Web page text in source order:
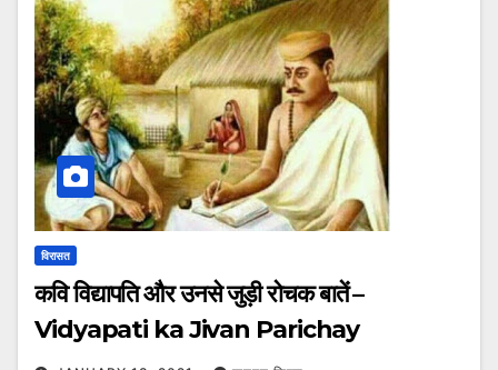
विरासत
कवि विद्यापति और उनसे जुड़ी रोचक बातें –
Vidyapati ka Jivan Parichay